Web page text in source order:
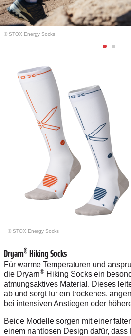
© STOX Energy Socks
© STOX Energy Socks
Dryarn®Hiking Socks
Für warme Temperaturen und
die Dryarn® Hiking Socks ein
atmungsaktives Material. Dieses
ab und sorgt für ein trockenes,
bei intensiven Anstiegen oder
Beide Modelle sorgen mit einer
einem nahtlosen Design dafür, dass